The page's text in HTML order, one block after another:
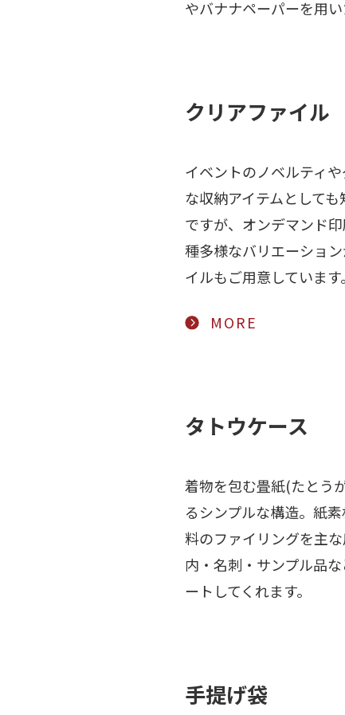
やバナナペーパーを用
クリアファイル
イベントのノベルティ
な収納アイテムとして
ですが、オンデマンド
種多様なバリエーショ
イルもご用意しています。
MORE
タトウケース
着物を包む畳紙(たとう
るシンプルな構造。紙
料のファイリングを主
内・名刺・サンプル品
ートしてくれます。
手提げ袋